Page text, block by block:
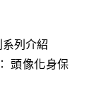
列介紹
頭像化身保